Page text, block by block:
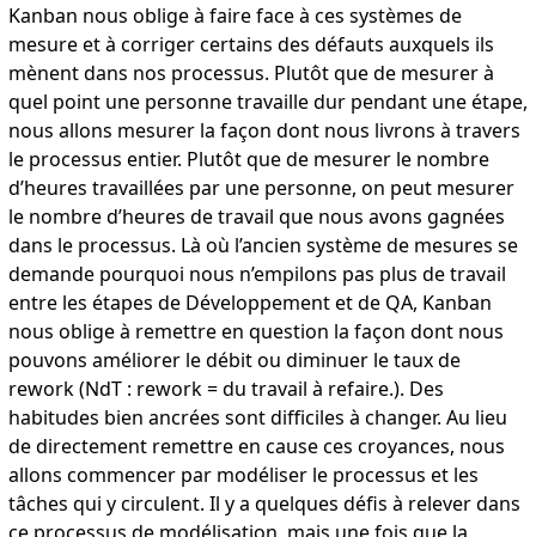
Kanban nous oblige à faire face à ces systèmes de
mesure et à corriger certains des défauts auxquels ils
mènent dans nos processus. Plutôt que de mesurer à
quel point une personne travaille dur pendant une étape,
nous allons mesurer la façon dont nous livrons à travers
le processus entier. Plutôt que de mesurer le nombre
d’heures travaillées par une personne, on peut mesurer
le nombre d’heures de travail que nous avons gagnées
dans le processus. Là où l’ancien système de mesures se
demande pourquoi nous n’empilons pas plus de travail
entre les étapes de Développement et de QA, Kanban
nous oblige à remettre en question la façon dont nous
pouvons améliorer le débit ou diminuer le taux de
rework (NdT : rework = du travail à refaire.). Des
habitudes bien ancrées sont difficiles à changer. Au lieu
de directement remettre en cause ces croyances, nous
allons commencer par modéliser le processus et les
tâches qui y circulent. Il y a quelques défis à relever dans